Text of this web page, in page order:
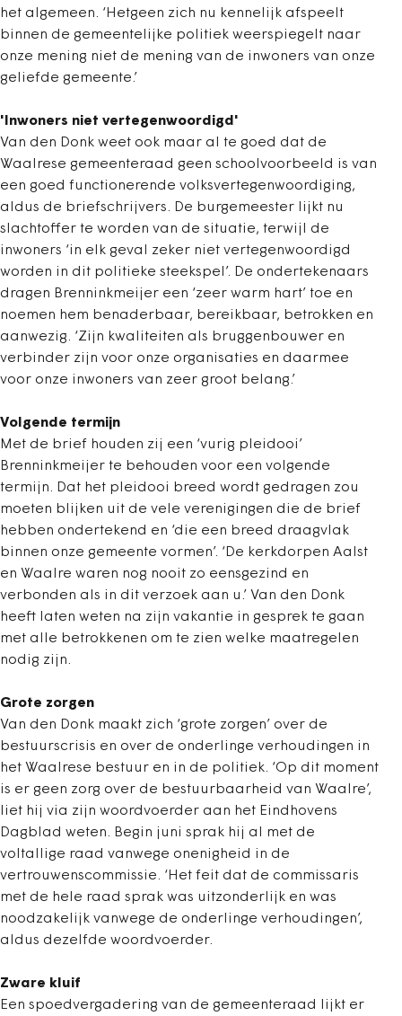
het algemeen. ‘Hetgeen zich nu kennelijk afspeelt
binnen de gemeentelijke politiek weerspiegelt naar
onze mening niet de mening van de inwoners van onze
geliefde gemeente.’
'Inwoners niet vertegenwoordigd'
Van den Donk weet ook maar al te goed dat de
Waalrese gemeenteraad geen schoolvoorbeeld is van
een goed functionerende volksvertegenwoordiging,
aldus de briefschrijvers. De burgemeester lijkt nu
slachtoffer te worden van de situatie, terwijl de
inwoners ‘in elk geval zeker niet vertegenwoordigd
worden in dit politieke steekspel’. De ondertekenaars
dragen Brenninkmeijer een ‘zeer warm hart’ toe en
noemen hem benaderbaar, bereikbaar, betrokken en
aanwezig. ‘Zijn kwaliteiten als bruggenbouwer en
verbinder zijn voor onze organisaties en daarmee
voor onze inwoners van zeer groot belang.’
Volgende termijn
Met de brief houden zij een ‘vurig pleidooi’
Brenninkmeijer te behouden voor een volgende
termijn. Dat het pleidooi breed wordt gedragen zou
moeten blijken uit de vele verenigingen die de brief
hebben ondertekend en ‘die een breed draagvlak
binnen onze gemeente vormen’. ‘De kerkdorpen Aalst
en Waalre waren nog nooit zo eensgezind en
verbonden als in dit verzoek aan u.’ Van den Donk
heeft laten weten na zijn vakantie in gesprek te gaan
met alle betrokkenen om te zien welke maatregelen
nodig zijn.
Grote zorgen
Van den Donk maakt zich ‘grote zorgen’ over de
bestuurscrisis en over de onderlinge verhoudingen in
het Waalrese bestuur en in de politiek. ‘Op dit moment
is er geen zorg over de bestuurbaarheid van Waalre’,
liet hij via zijn woordvoerder aan het Eindhovens
Dagblad weten. Begin juni sprak hij al met de
voltallige raad vanwege onenigheid in de
vertrouwenscommissie. ‘Het feit dat de commissaris
met de hele raad sprak was uitzonderlijk en was
noodzakelijk vanwege de onderlinge verhoudingen’,
aldus dezelfde woordvoerder.
Zware kluif
Een spoedvergadering van de gemeenteraad lijkt er